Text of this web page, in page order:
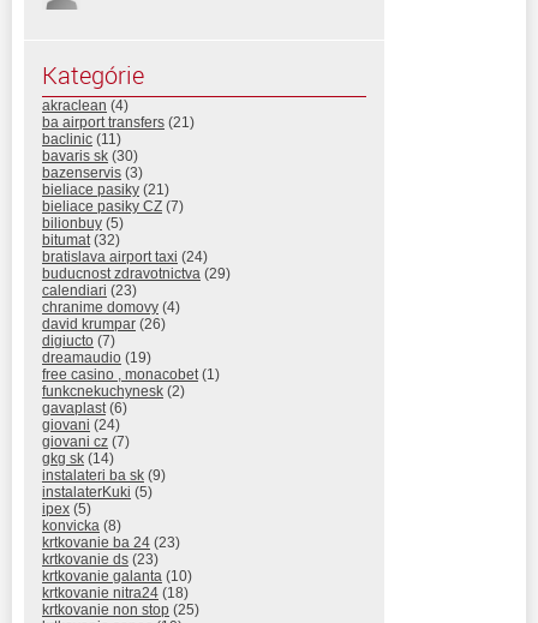
Kategórie
akraclean (4)
ba airport transfers (21)
baclinic (11)
bavaris sk (30)
bazenservis (3)
bieliace pasiky (21)
bieliace pasiky CZ (7)
bilionbuy (5)
bitumat(32)
bratislava airport taxi (24)
buducnost zdravotnictva (29)
calendiari (23)
chranime domovy (4)
david krumpar (26)
digiucto (7)
dreamaudio (19)
free casino , monacobet(1)
funkcnekuchynesk (2)
gavaplast(6)
giovani (24)
giovani cz (7)
gkg sk (14)
instalateri ba sk (9)
instalaterKuki (5)
ipex (5)
konvicka (8)
krtkovanie ba 24 (23)
krtkovanie ds (23)
krtkovanie galanta (10)
krtkovanie nitra24 (18)
krtkovanie non stop (25)